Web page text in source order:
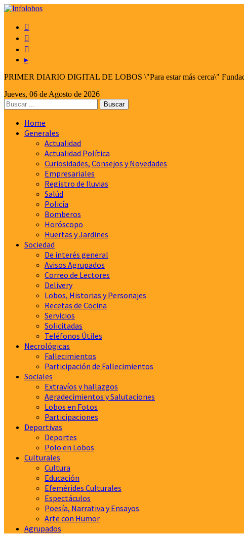



▸
PRIMER DIARIO DIGITAL DE LOBOS \"Para estar más cerca\"
Jueves, 06 de Agosto de 2026
Home
Generales
Actualidad
Actualidad Política
Curiosidades, Consejos y Novedades
Empresariales
Registro de lluvias
Salúd
Policía
Bomberos
Horóscopo
Huertas y Jardines
Sociedad
De interés general
Avisos Agrupados
Correo de Lectores
Delivery
Lobos, Historias y Personajes
Recetas de Cocina
Servicios
Solicitadas
Teléfonos Útiles
Necrológicas
Fallecimientos
Participación de Fallecimientos
Sociales
Extravíos y hallazgos
Agradecimientos y Salutaciones
Lobos en Fotos
Participaciones
Deportivas
Deportes
Polo en Lobos
Culturales
Cultura
Educación
Efemérides Culturales
Espectáculos
Poesía, Narrativa y Ensayos
Arte con Humor
Agrupados